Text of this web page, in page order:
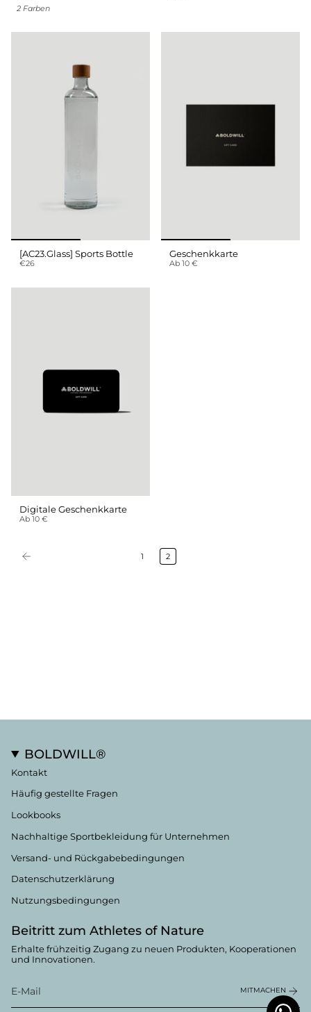
2 Farben
[AC23.Glass] Sports Bottle
€26
Geschenkkarte
Ab 10 €
Digitale Geschenkkarte
Ab 10 €
1 2
BOLDWILL®
Kontakt
Häufig gestellte Fragen
Lookbooks
Nachhaltige Sportbekleidung für Unternehmen
Versand- und Rückgabebedingungen
Datenschutzerklärung
Nutzungsbedingungen
Beitritt zum Athletes of Nature
Erhalte frühzeitig Zugang zu neuen Produkten, Kooperationen
und Innovationen.
MITMACHEN